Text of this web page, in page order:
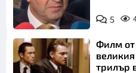
5
Филм от
трилър